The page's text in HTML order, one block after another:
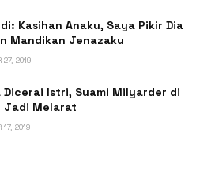
Kasihan Anaku, Saya Pikir Dia
Mandikan Jenazaku
27, 2019
Istri, Suami Milyarder di
Jadi Melarat
17, 2019